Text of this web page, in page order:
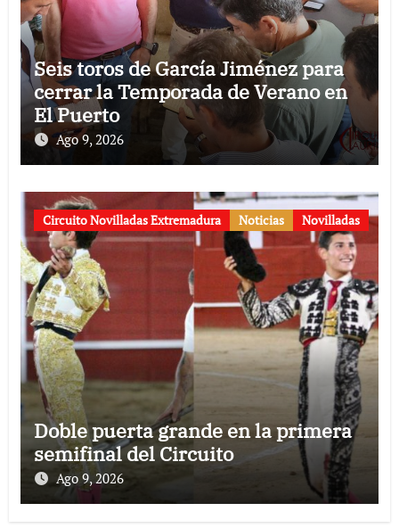
Seis toros de García Jiménez para
cerrar la Temporada de Verano en
El Puerto
Ago 9, 2026
Circuito Novilladas Extremadura Noticias Novilladas
Doble puerta grande en la primera
semifinal del Circuito
Ago 9, 2026